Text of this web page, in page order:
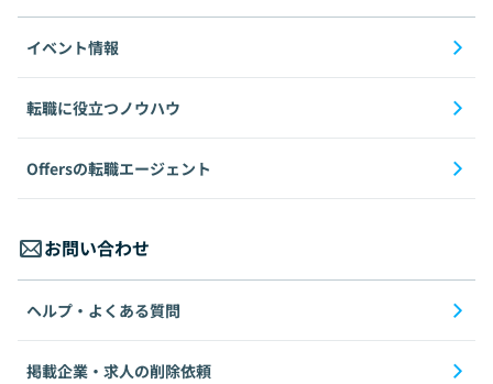
イベント情報
転職に役立つノウハウ
Offersの転職エージェント
お問い合わせ
ヘルプ・よくある質問
掲載企業・求人の削除依頼